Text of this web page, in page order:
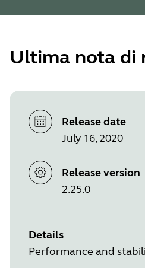
Ultima nota di
Release date
July 16, 2020
Release version
2.25.0
Details
Performance and